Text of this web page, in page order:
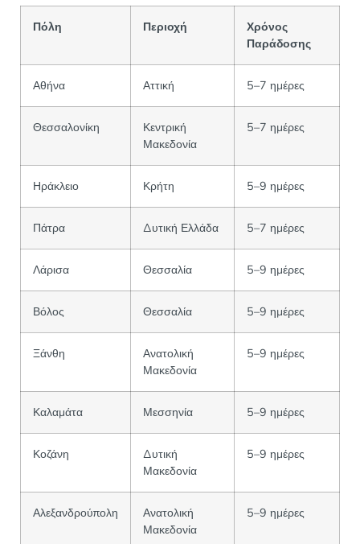
Πόλη Περιοχή
Χρόνος
Παράδοσης
Αθήνα Αττική 5–7 ημέρες
Θεσσαλονίκη
Κεντρική
Μακεδονία
5–7 ημέρες
Ηράκλειο Κρήτη 5–9 ημέρες
Πάτρα Δυτική Ελλάδα 5–7 ημέρες
Λάρισα Θεσσαλία 5–9 ημέρες
Βόλος Θεσσαλία 5–9 ημέρες
Ξάνθη
Ανατολική
Μακεδονία
5–9 ημέρες
Καλαμάτα Μεσσηνία 5–9 ημέρες
Κοζάνη
Δυτική
Μακεδονία
5–9 ημέρες
Αλεξανδρούπολη
Ανατολική
Μακεδονία
5–9 ημέρες